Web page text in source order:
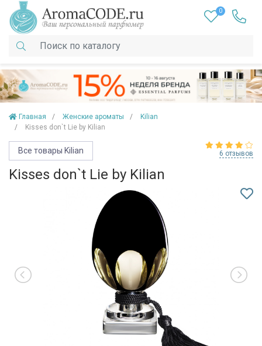
0
Главная Женские ароматы
Kilian
Kisses don`t Lie by Kilian
Все товары Kilian 6 отзывов
Kisses don`t Lie by Kilian